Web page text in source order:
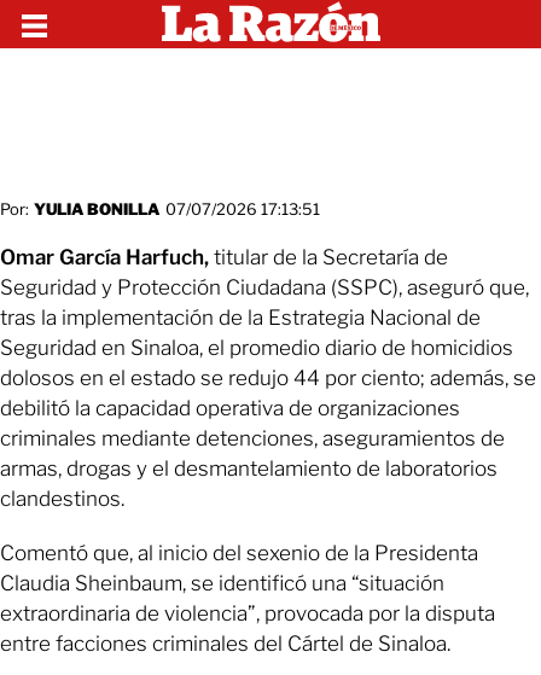
Por: YULIA BONILLA 07/07/2026 17:13:51
Omar García Harfuch, titular de la Secretaría de
Seguridad y Protección Ciudadana (SSPC), aseguró que,
tras la implementación de la Estrategia Nacional de
Seguridad en Sinaloa, el promedio diario de homicidios
dolosos en el estado se redujo 44 por ciento; además, se
debilitó la capacidad operativa de organizaciones
criminales mediante detenciones, aseguramientos de
armas, drogas y el desmantelamiento de laboratorios
clandestinos.
Comentó que, al inicio del sexenio de la Presidenta
Claudia Sheinbaum, se identificó una “situación
extraordinaria de violencia”, provocada por la disputa
entre facciones criminales del Cártel de Sinaloa.